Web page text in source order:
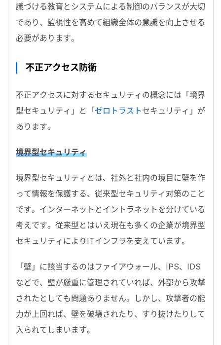
識づける教育とシステムによる制御のバランスが大切
であり、監視性を高めて組織全体の意識を向上させる
必要があります。
不正アクセス防衛
不正アクセスに対するセキュリティの概念には「境界
型セキュリティ」と「ゼロトラストセキュリティ」が
あります。
境界型セキュリティ
境界型セキュリティとは、社外と社内の境目に壁を作
って情報を保護する、従来型セキュリティ対策のこと
です。インターネットとイントラネットを分けている
考えです。従来型とはいえ現在も多くの企業が境界型
セキュリティによりITインフラを支えています。
「壁」に該当するのはファイアウォール、IPS、IDS
などで、壁が厳重に管理されていれば、外部から攻撃
されたとしても問題ありません。しかし、攻撃者の能
力が上回れば、壁を破壊されたり、すり抜けたりして
入られてしまいます。